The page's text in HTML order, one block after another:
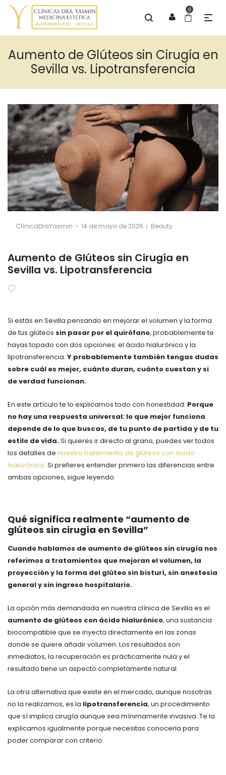
0
Aumento de Glúteos sin Cirugía en
Sevilla vs. Lipotransferencia
ClínicaDraYasmin
Posted
14 de mayo de 2026
Posted
Beauty
Aumento de Glúteos sin Cirugía en
Sevilla vs. Lipotransferencia
Si estás en Sevilla pensando en mejorar el volumen y la forma
de tus glúteos sin pasar por el quirófano, probablemente te
hayas topado con dos opciones: el ácido hialurónico y la
lipotransferencia. Y probablemente también tengas dudas
sobre cuál es mejor, cuánto duran, cuánto cuestan y si
de verdad funcionan.
En este artículo te lo explicamos todo con honestidad. Porque
no hay una respuesta universal: lo que mejor funciona
depende de lo que buscas, de tu punto de partida y de tu
estilo de vida.Si quieres ir directo al grano, puedes ver todos
los detalles de nuestro tratamiento de glúteos con ácido
hialurónico. Si prefieres entender primero las diferencias entre
ambas opciones, sigue leyendo.
Qué significa realmente “aumento de
glúteos sin cirugía en Sevilla”
Cuando hablamos de aumento de glúteos sin cirugía nos
referimos a tratamientos que mejoran el volumen, la
proyección y la forma del glúteo sin bisturí, sin anestesia
general y sin ingreso hospitalario.
La opción más demandada en nuestra clínica de Sevilla es el
aumento de glúteos con ácido hialurónico, una sustancia
biocompatible que se inyecta directamente en las zonas
donde se quiere añadir volumen. Los resultados son
inmediatos, la recuperación es prácticamente nula y el
resultado tiene un aspecto completamente natural.
La otra alternativa que existe en el mercado, aunque nosotras
no la realizamos, es la lipotransferencia, un procedimiento
que sí implica cirugía aunque sea mínimamente invasiva. Te la
explicamos igualmente porque necesitas conocerla para
poder comparar con criterio.